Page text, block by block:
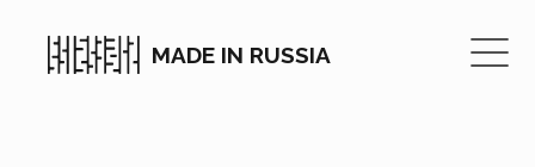
MADE IN RUSSIA